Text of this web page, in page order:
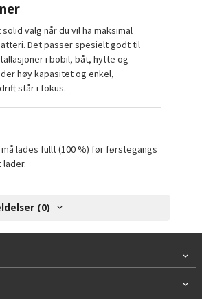
solid valg når du vil hamaksimal
. Det passer spesielt godt til
ibobil, båt, hytte og
høy kapasitet og enkel,
står i fokus.
lades fullt (100 %) før førstegangs
(0)